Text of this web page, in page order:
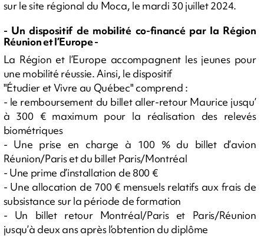
sur le site régional du Moca, le mardi 30 juillet 2024.
- Un dispositif de mobilité co-financé par la Région
Réunion et l’Europe -
La Région et l’Europe accompagnent les jeunes pour
une mobilité réussie. Ainsi, le dispositif
"Étudier et Vivre au Québec" comprend :
- le remboursement du billet aller-retour Maurice jusqu’
à 300 € maximum pour la réalisation des relevés
biométriques
- Une prise en charge à 100 % du billet d’avion
Réunion/Paris et du billet Paris/Montréal
- Une prime d’installation de 800 €
- Une allocation de 700 € mensuels relatifs aux frais de
subsistance sur la période de formation
- Un billet retour Montréal/Paris et Paris/Réunion
jusqu’à deux ans après l’obtention du diplôme